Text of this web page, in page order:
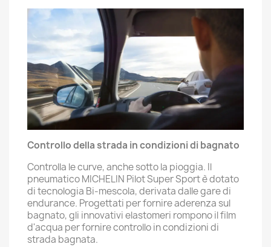
Controllo della strada in condizioni di bagnato
Controlla le curve, anche sotto la pioggia. Il
pneumatico MICHELIN Pilot Super Sport è dotato
di tecnologia Bi-mescola, derivata dalle gare di
endurance. Progettati per fornire aderenza sul
bagnato, gli innovativi elastomeri rompono il film
d'acqua per fornire controllo in condizioni di
strada bagnata.